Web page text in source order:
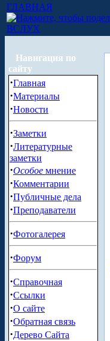
ГЛАВНАЯ
ВСЛУХ
Навигация по
сайту
·Главная
·Материалы
·Новости
·Заметки
·Литературные
заметки
·Особое мнение
·Комментарии
·Публичные дела
·Преподаватели
·Фотогалерея
·Форум
·Справочная
·Ссылки
·О сайте
·Обратная связь
·Дерево Сайта